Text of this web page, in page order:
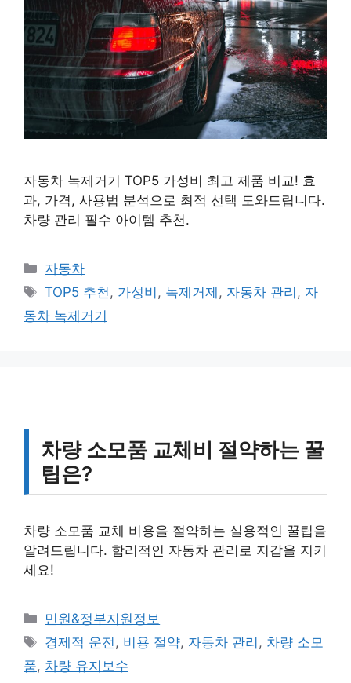
자동차 녹제거기 TOP5 가성비 최고 제품 비교! 효
과, 가격, 사용법 분석으로 최적 선택 도와드립니다.
차량 관리 필수 아이템 추천.
카
테
리
자동차
태
그
TOP5 추천 , 가성비 , 녹제거제 , 자동차 관리 , 자
동차 녹제거기
차량 소모품 교체비 절약하는 꿀
팁은?
차량 소모품 교체 비용을 절약하는 실용적인 꿀팁을
알려드립니다. 합리적인 자동차 관리로 지갑을 지키
세요!
카
테
고
리
민원&정부지원정보
태
그
경제적 운전 , 비용 절약, 자동차 관리 , 차량 소모
품, 차량 유지보수